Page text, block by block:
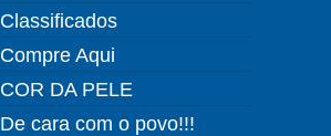
Classificados
Compre Aqui
COR DA PELE
De cara com o povo!!!